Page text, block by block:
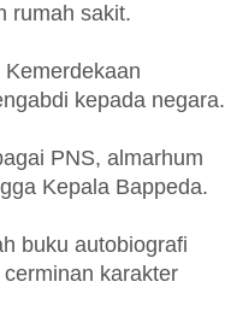
rumah sakit.
kepada negara.
PNS, almarhum
Kepala Bappeda.
buku autobiografi
karakter